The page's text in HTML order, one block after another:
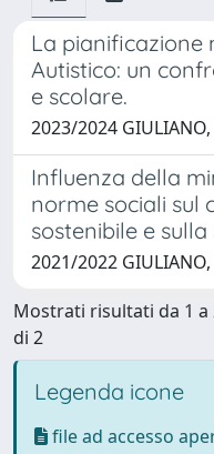
La pianificazione
Autistico: un
e scolare.
2023/2024 GIULIANO,
Influenza della
norme sociali sul
sostenibile e
2021/2022 GIULIANO,
Mostrati risultati da 1 a
di 2
Legenda icone
file ad accesso